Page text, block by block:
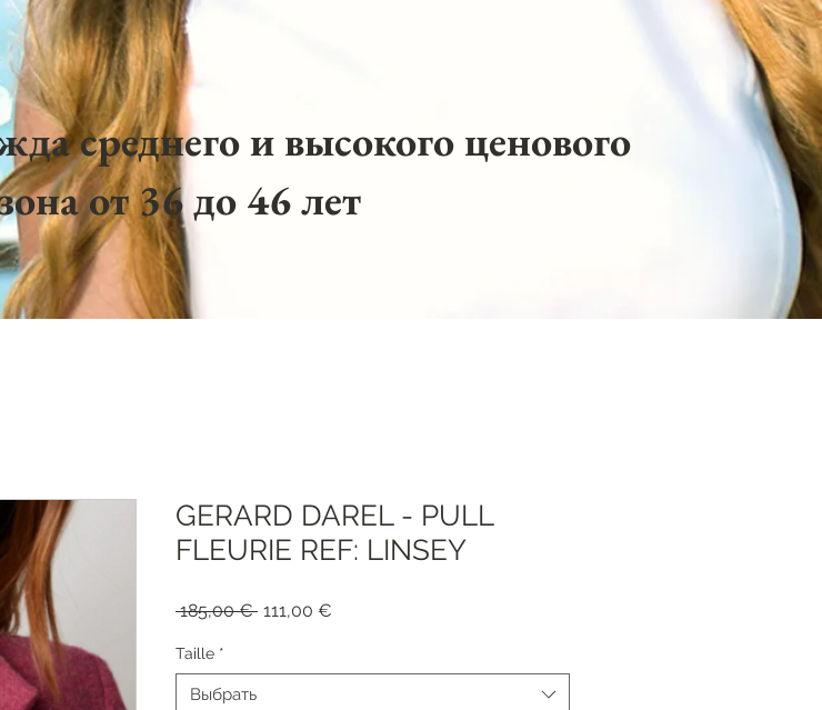
среднего и высокого ценового
от 36 до 46 лет
GERARD DAREL - PULL
FLEURIE REF: LINSEY
185,00 € Обычная
111,00 €
Taille *
Выбрать